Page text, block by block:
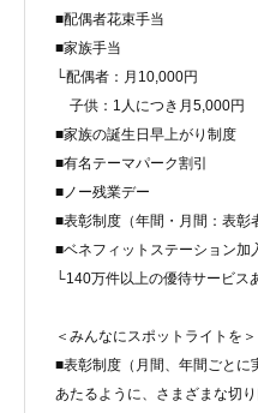
■配偶者花束手当
■家族手当
└配偶者：月10,000円
子供：1人につき月5,000円
■家族の誕生日早上がり制度
■有名テーマパーク割引
■ノー残業デー
■表彰制度（年間・月間：表彰
■ベネフィットステーション加
└140万件以上の優待サービス
＜みんなにスポットライトを＞
■表彰制度（月間、年間ごとに
あたるように、さまざまな切